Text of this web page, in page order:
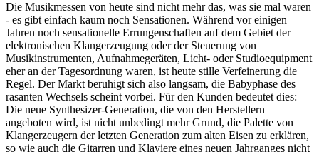
Die Musikmessen von heute sind nicht mehr das, was sie mal waren
- es gibt einfach kaum noch Sensationen. Während vor einigen
Jahren noch sensationelle Errungenschaften auf dem Gebiet der
elektronischen Klangerzeugung oder der Steuerung von
Musikinstrumenten, Aufnahmegeräten, Licht- oder Studioequipment
eher an der Tagesordnung waren, ist heute stille Verfeinerung die
Regel. Der Markt beruhigt sich also langsam, die Babyphase des
rasanten Wechsels scheint vorbei. Für den Kunden bedeutet dies:
Die neue Synthesizer-Generation, die von den Herstellern
angeboten wird, ist nicht unbedingt mehr Grund, die Palette von
Klangerzeugern der letzten Generation zum alten Eisen zu erklären,
so wie auch die Gitarren und Klaviere eines neuen Jahrganges nicht